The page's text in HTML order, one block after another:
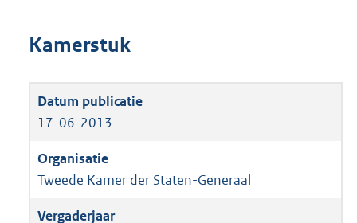
Kamerstuk
17-06-2013
Tweede Kamer der Staten-Generaal